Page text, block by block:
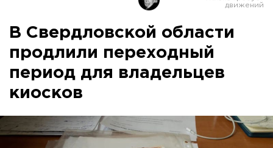
В Свердловской области
продлили переходный
период для владельцев
киосков